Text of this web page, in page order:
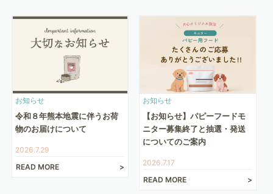
お知らせ
令和８年熊本地震に伴うお荷
物のお届けについて
2026.7.29
READ MORE
お知らせ
【お知らせ】パピーフードモ
ニター募集終了と抽選・発送
についてのご案内
2026.7.17
READ MORE